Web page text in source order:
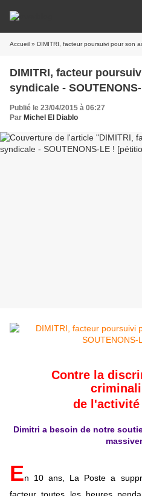
Accueil » DIMITRI, facteur poursuivi pour son
DIMITRI, facteur
syndicale -
Publié le 23/04/2015 à 06:27
Par Michel El Diablo
Contre la
de
Dimitri a besoin de notre
En 10 ans, La Poste a